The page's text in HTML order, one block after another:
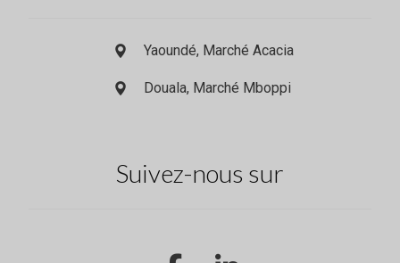
Yaoundé, Marché Acacia
Douala, Marché Mboppi
Suivez-nous sur